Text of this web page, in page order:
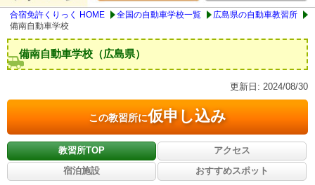
合宿免許くりっく HOME 全国の自動車学校一覧
広島県の自動車教習所
備南自動車学校
備南自動車学校（広島県）
更新日: 2024/08/30
この教習所に仮申し込み
教習所TOP
アクセス
宿泊施設
おすすめスポット